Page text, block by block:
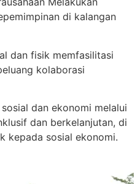
di kalangan
dan fisik memfasilitasi
kolaborasi
dan ekonomi melalui
dan berkelanjutan, di
kepada sosial ekonomi.